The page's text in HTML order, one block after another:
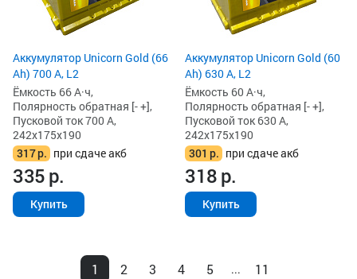
Аккумулятор Unicorn Gold (66
Ah) 700 А, L2
Ёмкость 66 А·ч,
Полярность обратная [- +],
Пусковой ток 700 А,
242x175x190
317р. при сдаче акб
335р.
Купить
Аккумулятор Unicorn Gold (60
Ah) 630 А, L2
Ёмкость 60 А·ч,
Полярность обратная [- +],
Пусковой ток 630 А,
242x175x190
301 р. при сдаче акб
318р.
Купить
1 2 3 4 5 ... 11